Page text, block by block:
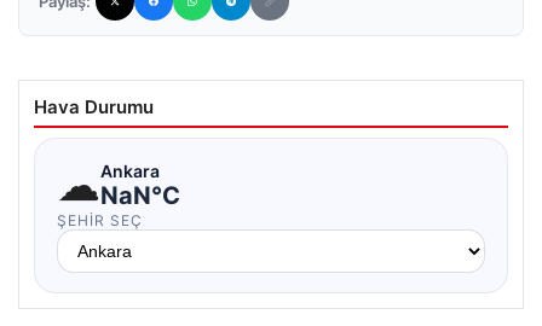
Hava Durumu
☁Ankara
NaN°C
ŞEHIR SEÇ